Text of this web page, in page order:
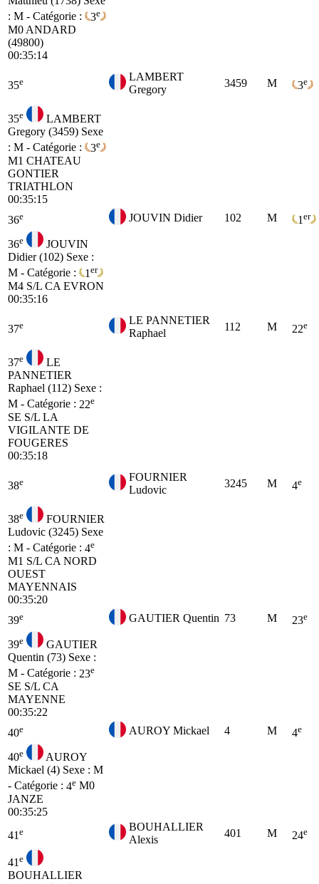
: M - Catégorie :
3e
M0 ANDARD
(49800)
00:35:14
35e
LAMBERT
Gregory
3459 M 3e
35e
LAMBERT
Gregory (3459) Sexe
: M - Catégorie :
3e
M1 CHATEAU
GONTIER
TRIATHLON
00:35:15
36e JOUVIN Didier 102 M 1 er
36e
JOUVIN
Didier (102) Sexe :
M - Catégorie :
1 er
M4 S/L CA EVRON
00:35:16
37e
LE PANNETIER
Raphael
112 M 22e
37e
LE
PANNETIER
Raphael (112) Sexe :
M - Catégorie : 22e
SE S/L LA
VIGILANTE DE
FOUGERES
00:35:18
38e
FOURNIER
Ludovic
3245 M 4e
38e
FOURNIER
Ludovic (3245) Sexe
: M - Catégorie : 4e
M1 S/L CA NORD
OUEST
MAYENNAIS
00:35:20
39e GAUTIER Quentin 73 M 23e
39e
GAUTIER
Quentin (73) Sexe :
M - Catégorie : 23e
SE S/L CA
MAYENNE
00:35:22
40e AUROY Mickael 4 M 4e
40e
AUROY
Mickael (4) Sexe : M
- Catégorie : 4e M0
JANZE
00:35:25
41 e
BOUHALLIER
Alexis
401 M 24e
41 e
BOUHALLIER